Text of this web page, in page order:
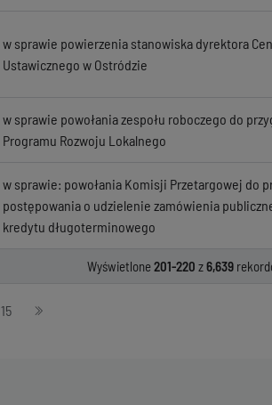
w sprawie powierzenia stanowiska dyrektora
Ustawicznego w Ostródzie
w sprawie powołania zespołu roboczego do
Programu Rozwoju Lokalnego
w sprawie: powołania Komisji Przetargowej do
postępowania o udzielenie zamówienia
kredytu długoterminowego
Wyświetlone201-220 z6,639
15